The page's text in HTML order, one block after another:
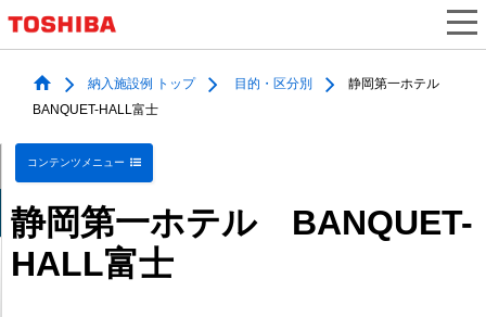
納入施設例 トップ 目的・区分別
静岡第一ホテル
BANQUET-HALL富士
コンテンツメニュー
静岡第一ホテル BANQUET-
HALL富士